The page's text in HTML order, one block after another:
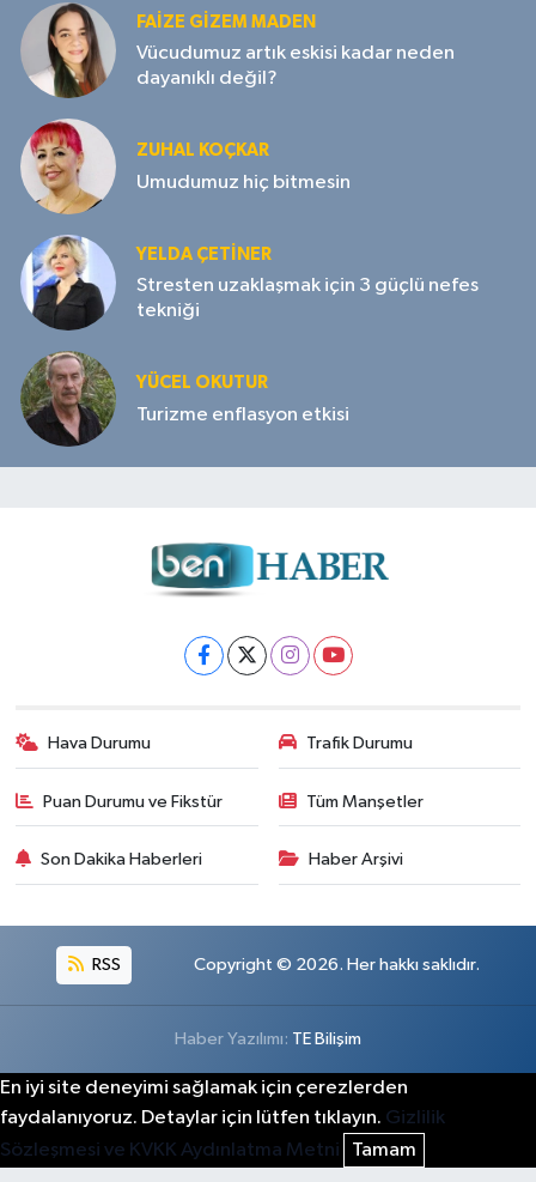
FAIZE GIZEM MADEN
Vücudumuz artık eskisi kadar neden
dayanıklı değil?
ZUHAL KOÇKAR
Umudumuz hiç bitmesin
YELDA ÇETİNER
Stresten uzaklaşmak için 3 güçlü nefes
tekniği
YÜCEL OKUTUR
Turizme enflasyon etkisi
Hava Durumu Trafik Durumu
Puan Durumu ve Fikstür Tüm Manşetler
Son Dakika Haberleri Haber Arşivi
RSS Copyright © 2026. Her hakkı saklıdır.
Haber Yazılımı: TE Bilişim
En iyi site deneyimi sağlamak için çerezlerden
faydalanıyoruz. Detaylar için lütfen tıklayın. Gizlilik
Sözleşmesi ve KVKK Aydınlatma Metni
Tamam